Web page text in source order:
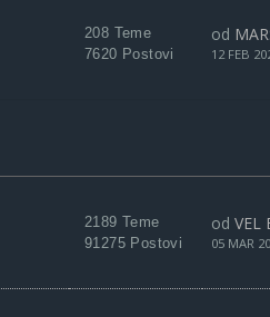
208 Teme
7620 Postovi
od
12 FEB
2189 Teme
91275 Postovi
od VEL
05 MAR